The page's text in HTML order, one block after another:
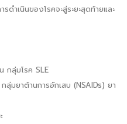
ดำเนินของโรคจะสู่ระยะสุดท้ายและ
กลุ่มโรค SLE
มยาต้านการอักเสบ (NSAIDs) ยา